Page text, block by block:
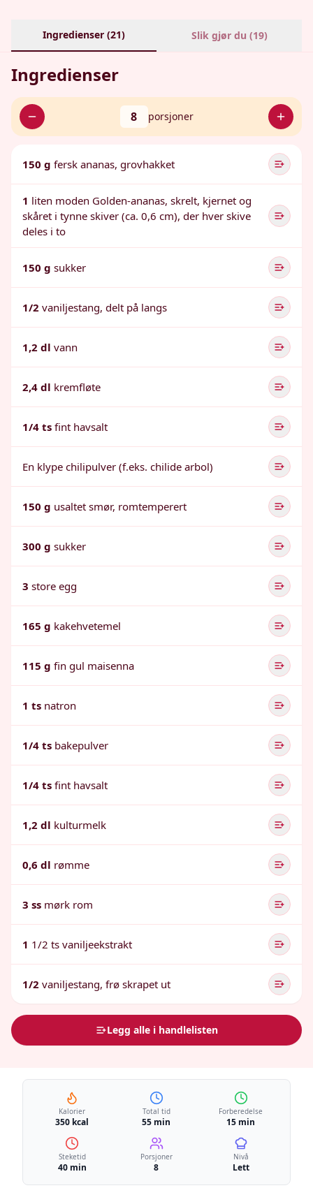
Ingredienser (21) Slik gjør du (19)
Ingredienser
8 porsjoner
150 g fersk ananas, grovhakket
1 liten moden Golden-ananas, skrelt, kjernet og
skåret i tynne skiver (ca. 0,6 cm), der hver skive
deles i to
150 g sukker
1/2 vaniljestang, delt på langs
1,2 dl vann
2,4 dl kremfløte
1/4 ts fint havsalt
En klype chilipulver (f.eks. chilide arbol)
150 g usaltet smør, romtemperert
300 g sukker
3 store egg
165 g kakehvetemel
115 g fin gul maisenna
1 ts natron
1/4 ts bakepulver
1/4 ts fint havsalt
1,2 dl kulturmelk
0,6 dl rømme
3 ss mørk rom
1 1/2 ts vaniljeekstrakt
1/2 vaniljestang, frø skrapet ut
Legg alle i handlelisten
Kalorier
350 kcal
Total tid
55 min
Forberedelse
15 min
Steketid
40 min
Porsjoner
8
Nivå
Lett